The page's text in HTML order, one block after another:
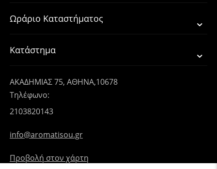
Ωράριο Καταστήματος
Κατάστημα
ΑΚΑΔΗΜΙΑΣ 75, ΑΘΗΝΑ,10678
Τηλέφωνο:
2103820143
info@aromatisou.gr
Προβολή στον χάρτη